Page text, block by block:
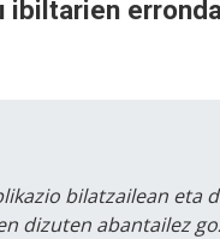
bilatzailean eta
dizuten abantailez